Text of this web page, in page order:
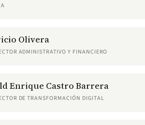
Olivera
ADMINISTRATIVO Y FINANCIERO
Enrique Castro Barrera
DE TRANSFORMACIÓN DIGITAL